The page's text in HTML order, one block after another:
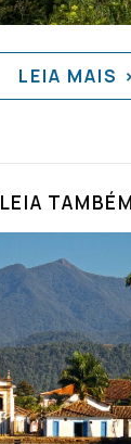
LEIA MAIS
LEIA